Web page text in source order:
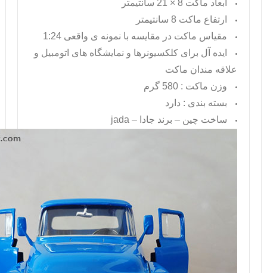
ابعاد ماکت 8 × 21 سانتیمتر
ارتفاع ماکت 8 سانتیمتر
مقیاس ماکت در مقایسه با نمونه ی واقعی 1:24
ایده آل برای کلکسیونرها و نمایشگاه های اتومبیل و
علاقه مندان ماکت
وزن ماکت : 580 گرم
بسته بندی : دارد
ساخت چین – برند جادا – jada